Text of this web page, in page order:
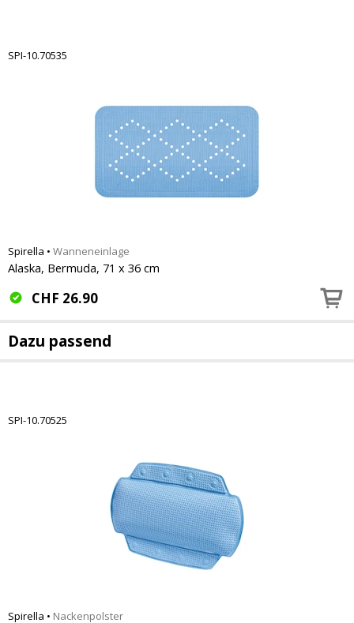
SPI-10.70535
Spirella • Wanneneinlage
Alaska, Bermuda, 71 x 36 cm
CHF 26.90
Dazu passend
SPI-10.70525
Spirella • Nackenpolster